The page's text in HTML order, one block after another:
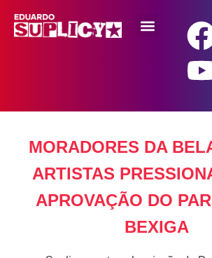
MORADORES DA
ARTISTAS
APROVAÇÃO DO
BEXIGA